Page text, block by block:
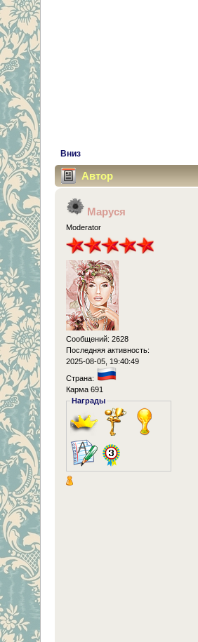
Вниз
Автор
Маруся
Moderator
Сообщений: 2628
Последняя активность:
2025-08-05, 19:40:49
Страна:
Карма 691
Награды